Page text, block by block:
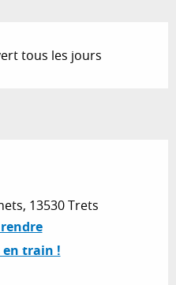
tous les jours
13530 Trets
en train !